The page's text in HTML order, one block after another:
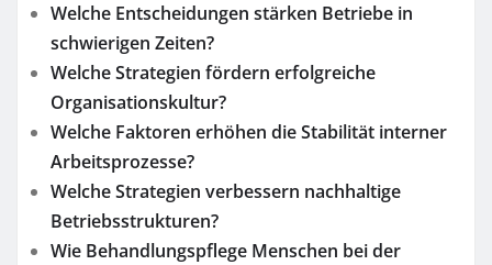
Welche Entscheidungen stärken Betriebe in
schwierigen Zeiten?
Welche Strategien fördern erfolgreiche
Organisationskultur?
Welche Faktoren erhöhen die Stabilität interner
Arbeitsprozesse?
Welche Strategien verbessern nachhaltige
Betriebsstrukturen?
Wie Behandlungspflege Menschen bei der